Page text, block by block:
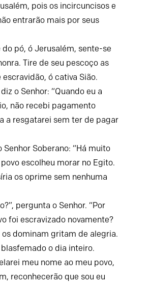
pois os incircuncisos e
entrarão mais por seus
do pó, ó Jerusalém, sente-se
Tire de seu pescoço as
ó cativa Sião.
o Senhor: “Quando eu a
não recebi pagamento
a resgatarei sem ter de pagar
Senhor Soberano: “Há muito
escolheu morar no Egito.
os oprime sem nenhuma
pergunta o Senhor. “Por
foi escravizado novamente?
os dominam gritam de alegria.
blasfemado o dia inteiro.
meu nome ao meu povo,
reconhecerão que sou eu